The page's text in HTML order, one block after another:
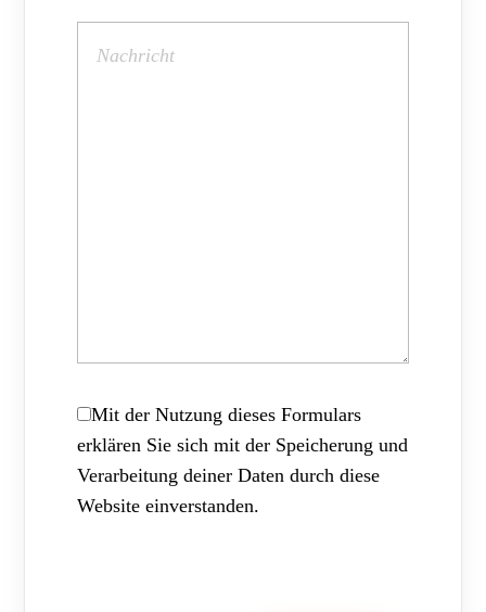
Mit der Nutzung dieses Formulars
erklären Sie sich mit der Speicherung und
Verarbeitung deiner Daten durch diese
Website einverstanden.